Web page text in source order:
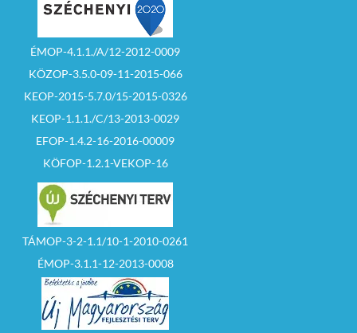
ÉMOP-4.1.1./A/12-2012-0009
KÖZOP-3.5.0-09-11-2015-066
KEOP-2015-5.7.0/15-2015-0326
KEOP-1.1.1./C/13-2013-0029
EFOP-1.4.2-16-2016-00009
KÖFOP-1.2.1-VEKOP-16
TÁMOP-3-2-1.1/10-1-2010-0261
ÉMOP-3.1.1-12-2013-0008